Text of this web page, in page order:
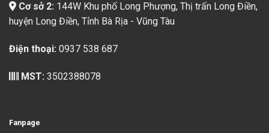
Cơ sở 2: 144W Khu phố Long Phượng, Thị trấn Long Điền,
huyện Long Điền, Tỉnh Bà Rịa - Vũng Tàu
Điện thoại: 0937 538 687
MST: 3502388078
Fanpage